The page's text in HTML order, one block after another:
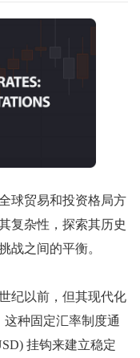
球贸易和投资格局方
复杂性，探索其历史
战之间的平衡。
纪以前，但其现代化
这种固定汇率制度通
挂钩来建立稳定